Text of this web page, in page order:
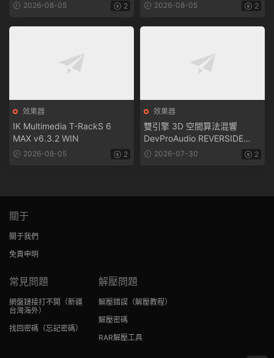
2026-08-05 2 2026-08-05 2
效果器
IK Multimedia T-RackS 6
MAX v6.3.2 WIN
2026-08-05 2
效果器
雙引擎 3D 空間算法混響
DevProAudio REVERSIDE
1.0.0 WIN
2026-07-30 2
關于
關于我們
免責申明
常見問題
網盤鏈接打不開
（新疆
台灣海外）
找回密碼 （忘記密碼）
解壓問題
解壓錯誤（解壓教程）
解壓密碼
RAR解壓工具